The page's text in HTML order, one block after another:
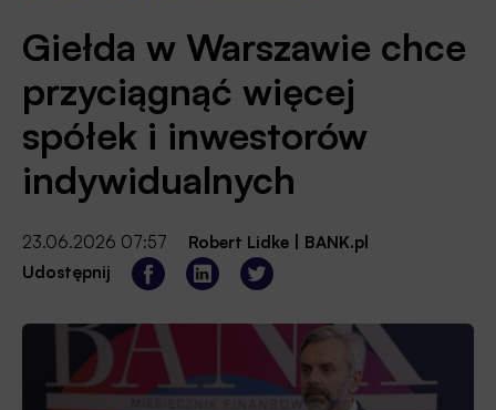
Giełda w Warszawie chce
przyciągnąć więcej
spółek i inwestorów
indywidualnych
23.06.2026 07:57 Robert Lidke
BANK.pl
Udostępnij